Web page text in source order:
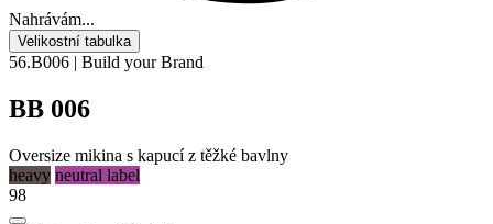
Nahrávám...
Velikostní tabulka
56.B006 | Build your Brand
BB 006
Oversize mikina s kapucí z těžké bavlny
heavy neutral label
98